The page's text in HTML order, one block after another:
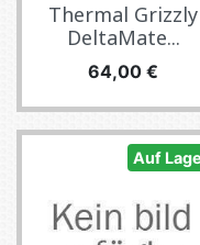
Thermal Grizzly
DeltaMate...
Preis
64,00 €
Auf